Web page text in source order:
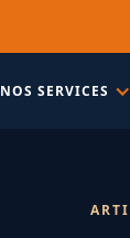
NOS SERVICES